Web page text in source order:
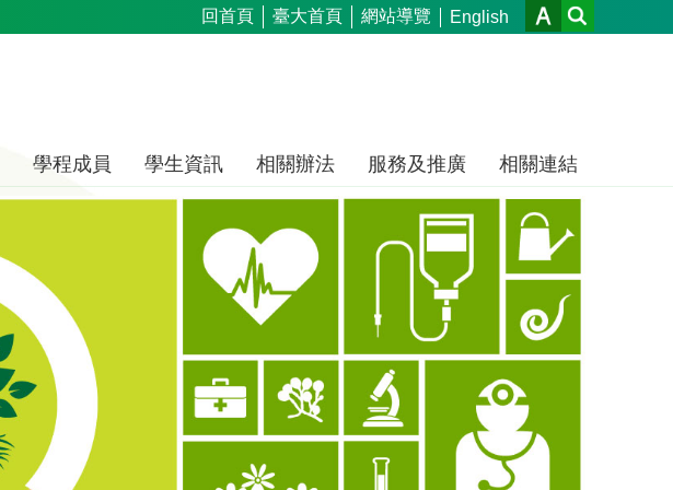
回首頁 臺大首頁 網站導覽 English
學程成員 學生資訊 相關辦法 服務及推廣 相關連結